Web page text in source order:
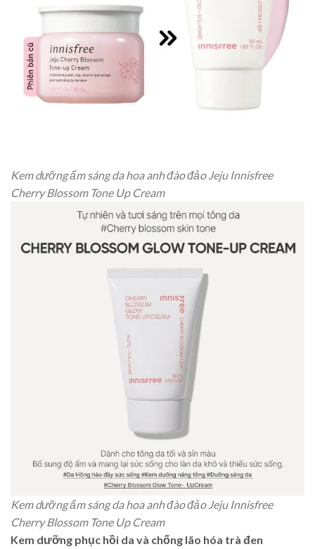
Kem dưỡng ẩm sáng da hoa anh đào đảo Jeju Innisfree
Cherry Blossom Tone Up Cream
Kem dưỡng ẩm sáng da hoa anh đào đảo Jeju Innisfree
Cherry Blossom Tone Up Cream
Kem dưỡng phục hồi da và chống lão hóa trà đen